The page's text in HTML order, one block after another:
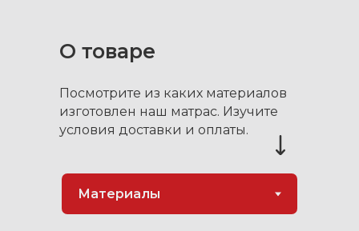
О товаре
Посмотрите из каких материалов
изготовлен наш матрас. Изучите
условия доставки и оплаты.